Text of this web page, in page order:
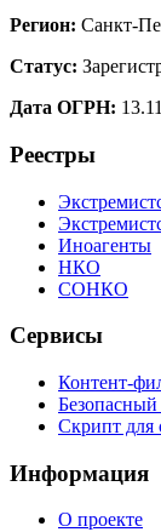
Регион: Санкт-
Статус:
Дата ОГРН:
Реестры
Иноагенты
НКО
СОНКО
Сервисы
Контент-
Скрипт для
Информация
О проекте